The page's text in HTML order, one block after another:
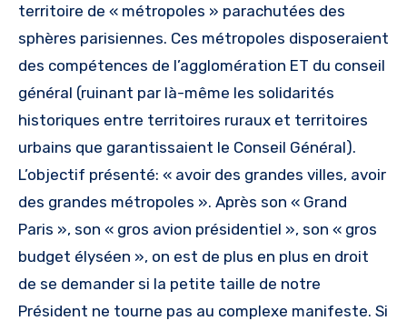
territoire de « métropoles » parachutées des
sphères parisiennes. Ces métropoles disposeraient
des compétences de l’agglomération ET du conseil
général (ruinant par là-même les solidarités
historiques entre territoires ruraux et territoires
urbains que garantissaient le Conseil Général).
L’objectif présenté: « avoir des grandes villes, avoir
des grandes métropoles ». Après son « Grand
Paris », son « gros avion présidentiel », son « gros
budget élyséen », on est de plus en plus en droit
de se demander si la petite taille de notre
Président ne tourne pas au complexe manifeste. Si